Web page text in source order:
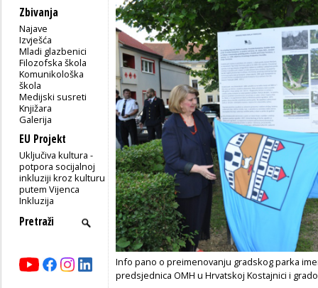
Zbivanja
Najave
Izvješća
Mladi glazbenici
Filozofska škola
Komunikološka
škola
Medijski susreti
Knjižara
Galerija
EU Projekt
Uključiva kultura -
potpora socijalnoj
inkluziji kroz kulturu
putem Vijenca
Inkluzija
Info pano o preimenovanju gradskog parka
predsjednica OMH u Hrvatskoj Kostajnici i